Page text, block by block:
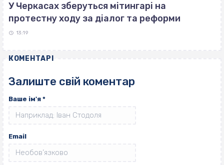
У Черкасах зберуться мітингарі на
протестну ходу за діалог та реформи
13:19
КОМЕНТАРІ
Залиште свій коментар
Ваше ім'я *
Email